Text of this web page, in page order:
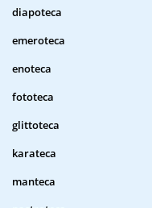
diapoteca
emeroteca
enoteca
fototeca
glittoteca
karateca
manteca